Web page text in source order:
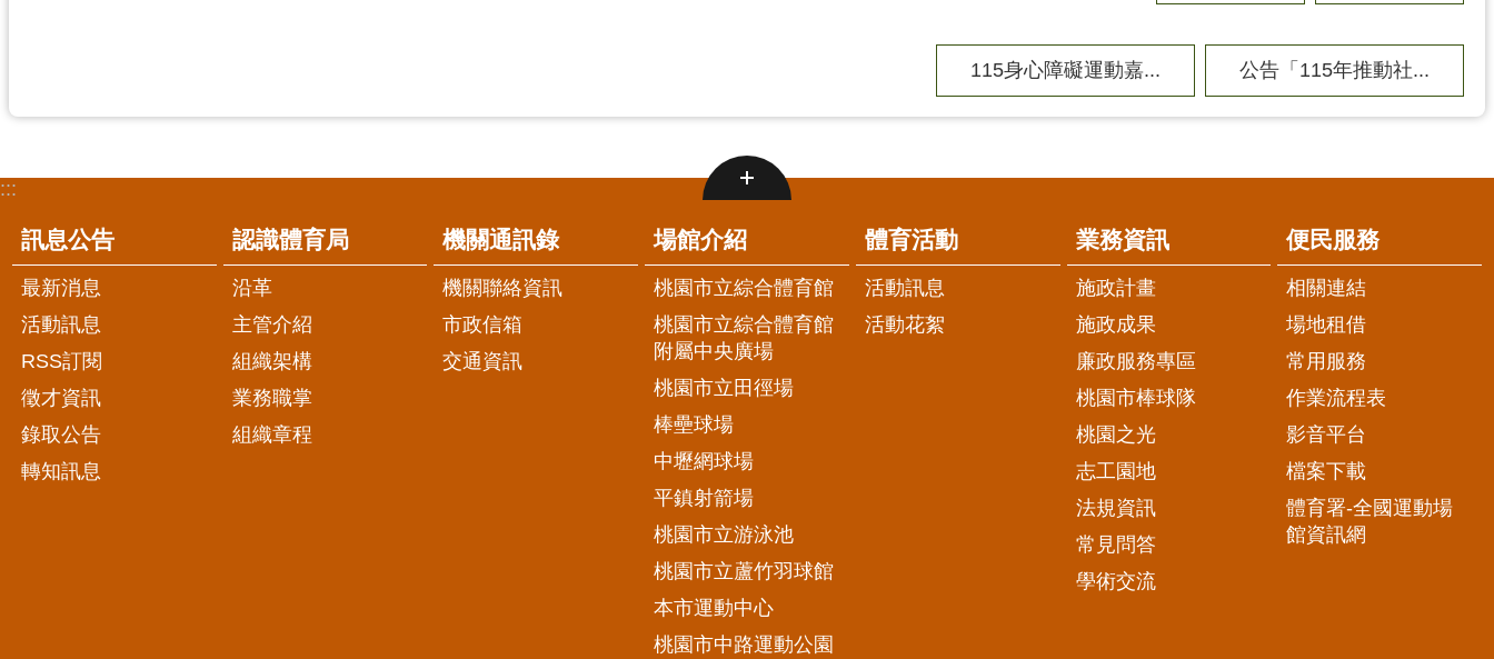
115身心障礙運動嘉... 公告「115年推動社...
:::
訊息公告
最新消息
活動訊息
RSS訂閱
徵才資訊
錄取公告
轉知訊息
認識體育局
沿革
主管介紹
組織架構
業務職掌
組織章程
機關通訊錄
機關聯絡資訊
市政信箱
交通資訊
場館介紹
桃園市立綜合體育館
桃園市立綜合體育館
附屬中央廣場
桃園市立田徑場
棒壘球場
中壢網球場
平鎮射箭場
桃園市立游泳池
桃園市立蘆竹羽球館
本市運動中心
桃園市中路運動公園
體育活動
活動訊息
活動花絮
業務資訊
施政計畫
施政成果
廉政服務專區
桃園市棒球隊
桃園之光
志工園地
法規資訊
常見問答
學術交流
便民服務
相關連結
場地租借
常用服務
作業流程表
影音平台
檔案下載
體育署-全國運動場
館資訊網